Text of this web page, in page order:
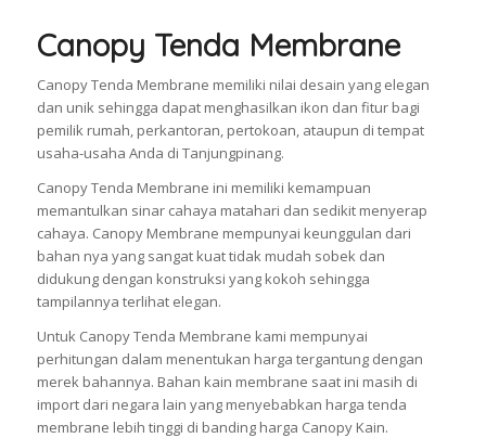
Canopy Tenda Membrane
Canopy Tenda Membrane memiliki nilai desain yang elegan
dan unik sehingga dapat menghasilkan ikon dan fitur bagi
pemilik rumah, perkantoran, pertokoan, ataupun di tempat
usaha-usaha Anda di Tanjungpinang.
Canopy Tenda Membrane ini memiliki kemampuan
memantulkan sinar cahaya matahari dan sedikit menyerap
cahaya. Canopy Membrane mempunyai keunggulan dari
bahan nya yang sangat kuat tidak mudah sobek dan
didukung dengan konstruksi yang kokoh sehingga
tampilannya terlihat elegan.
Untuk Canopy Tenda Membrane kami mempunyai
perhitungan dalam menentukan harga tergantung dengan
merek bahannya. Bahan kain membrane saat ini masih di
import dari negara lain yang menyebabkan harga tenda
membrane lebih tinggi di banding harga Canopy Kain.